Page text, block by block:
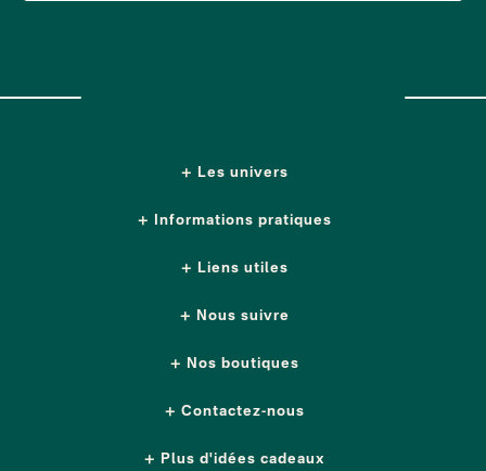
Les univers
Informations pratiques
Liens utiles
Nous suivre
Nos boutiques
Contactez-nous
Plus d'idées cadeaux